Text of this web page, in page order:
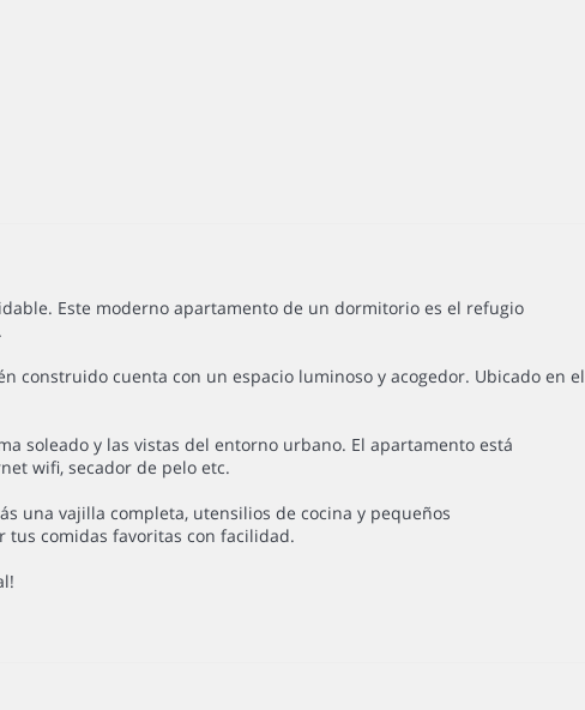
Este moderno apartamento de un dormitorio es el refugio
construido cuenta con un espacio luminoso y acogedor. Ubicado en el
soleado y las vistas del entorno urbano. El apartamento está
wifi, secador de pelo etc.
una vajilla completa, utensilios de cocina y pequeños
tus comidas favoritas con facilidad.